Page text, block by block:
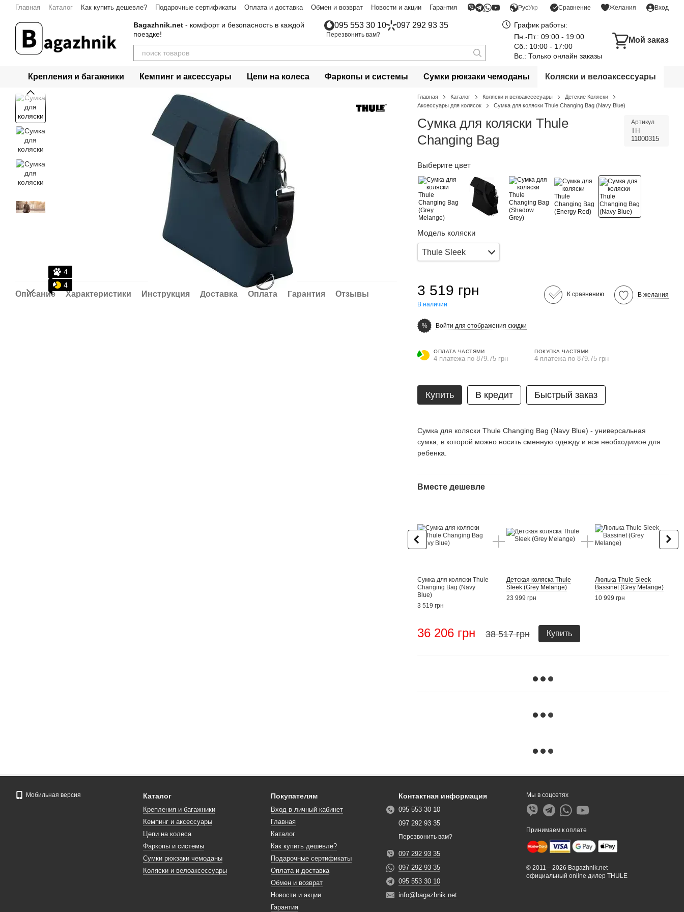
Перейти к основному контенту
Главная Каталог Как купить дешевле? Подарочные сертификаты Оплата и доставка Обмен и возврат Новости и акции
Гарантия
РусУкр Сравнение Желания Вход
Bagazhnik.net - комфорт и безопасность в каждой
поездке!
095 553 30 10 097 292 93 35
Перезвонить вам?
График работы:
Пн.-Пт.: 09:00 - 19:00
Сб.: 10:00 - 17:00
Вс.: Только онлайн заказы
Мой заказ
Крепления и багажники Кемпинг и аксессуары Цепи на колеса Фаркопы и системы Сумки рюкзаки чемоданы Коляски и велоаксессуары
4
4
Описание Характеристики Инструкция Доставка Оплата Гарантия Отзывы
Главная Каталог Коляски и велоаксессуары
Детские Коляски
Аксессуары для колясок
Сумка для коляски Thule Changing Bag (Navy Blue)
Сумка для коляски Thule
Changing Bag
Артикул
TH
11000315
Выберите цвет
Модель коляски
Thule Sleek
3 519 грн
В наличии
К сравнению В желания
% Войти для отображения скидки
ОПЛАТА ЧАСТЯМИ
4 платежа по 879.75 грн
ПОКУПКА ЧАСТЯМИ
4 платежа по 879.75 грн
Купить В кредит Быстрый заказ
Сумка для коляски Thule Changing Bag (Navy Blue) - универсальная
сумка, в которой можно носить сменную одежду и все необходимое для
ребенка.
Вместе дешевле
Сумка для коляски Thule
Changing Bag (Navy
Blue)
3 519 грн
Детская коляска Thule
Sleek (Grey Melange)
23 999 грн
Люлька Thule Sleek
Bassinet (Grey Melange)
10 999 грн
36 206 грн 38 517 грн Купить
Мобильная версия Каталог
Крепления и багажники
Кемпинг и аксессуары
Цепи на колеса
Фаркопы и системы
Сумки рюкзаки чемоданы
Коляски и велоаксессуары
Покупателям
Вход в личный кабинет
Главная
Каталог
Как купить дешевле?
Подарочные сертификаты
Оплата и доставка
Обмен и возврат
Новости и акции
Гарантия
Контактная информация
095 553 30 10
097 292 93 35
Перезвонить вам?
097 292 93 35
097 292 93 35
095 553 30 10
info@bagazhnik.net
Мы в соцсетях
Принимаем к оплате
© 2011—2026 Bagazhnik.net
официальный online дилер THULE